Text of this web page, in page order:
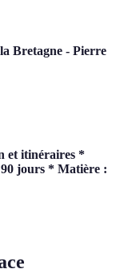
Bretagne - Pierre
et itinéraires *
jours * Matière :